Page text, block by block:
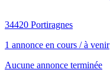
34420 Portiragnes
1 annonce en cours / à venir
Aucune annonce terminée